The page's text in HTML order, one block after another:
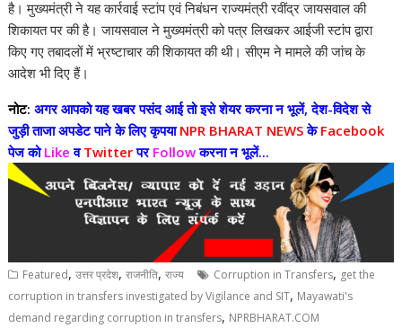
है। मुख्यमंत्री ने यह कार्रवाई स्टांप एवं निबंधन राज्यमंत्री रवींद्र जायसवाल की
शिकायत पर की है। जायसवाल ने मुख्यमंत्री को पत्र लिखकर आईजी स्टांप द्वारा
किए गए तबादलों में भ्रष्टाचार की शिकायत की थी। सीएम ने मामले की जांच के
आदेश भी दिए हैं।
नोट: अगर आपको यह खबर पसंद आई तो इसे शेयर करना न भूलें, देश-विदेश से
जुड़ी ताजा अपडेट पाने के लिए कृपयाNPR BHARAT NEWSके Facebook
पेज कोLike वTwitterपर Followकरना न भूलें...
Featured,उत्तर प्रदेश,राजनीति,राज्य Corruption in Transfers, get the
corruption in transfers investigated by Vigilance and SIT, Mayawati's
demand regarding corruption in transfers, NPRBHARAT.COM